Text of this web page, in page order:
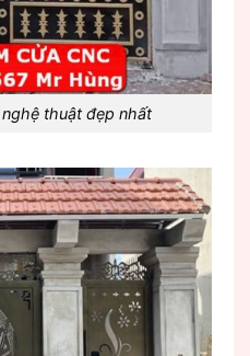
thuật đẹp nhất